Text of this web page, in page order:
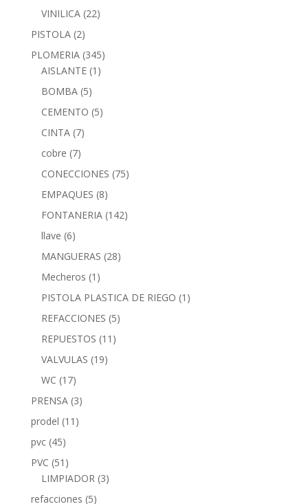
VINILICA (22)
PISTOLA (2)
PLOMERIA (345)
AISLANTE (1)
BOMBA (5)
CEMENTO (5)
CINTA (7)
cobre (7)
CONECCIONES (75)
EMPAQUES (8)
FONTANERIA (142)
llave (6)
MANGUERAS (28)
Mecheros (1)
PISTOLA PLASTICA DE RIEGO (1)
REFACCIONES (5)
REPUESTOS (11)
VALVULAS (19)
WC (17)
PRENSA (3)
prodel (11)
pvc (45)
PVC (51)
LIMPIADOR (3)
refacciones (5)